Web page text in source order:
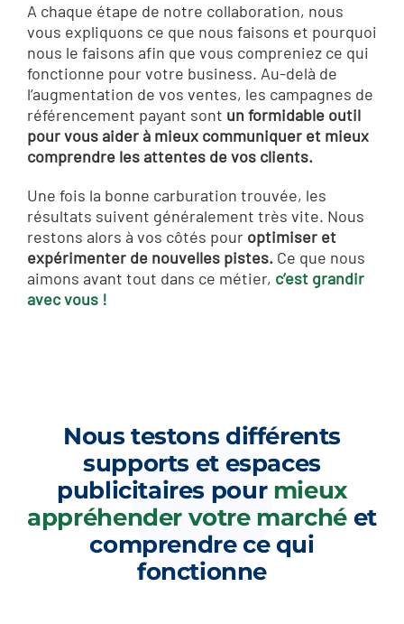
A chaque étape de notre collaboration, nous
vous expliquons ce que nous faisons et pourquoi
nous le faisons afin que vous compreniez ce qui
fonctionne pour votre business. Au-delà de
l’augmentation de vos ventes, les campagnes de
référencement payant sont un formidable outil
pour vous aider à mieux communiquer et mieux
comprendre les attentes de vos clients.
Une fois la bonne carburation trouvée, les
résultats suivent généralement très vite. Nous
restons alors à vos côtés pour optimiser et
expérimenter de nouvelles pistes. Ce que nous
aimons avant tout dans ce métier, c’est grandir
avec vous !
Nous testons différents
supports et espaces
publicitaires pour mieux
appréhender votre marchéet
comprendre ce qui
fonctionne